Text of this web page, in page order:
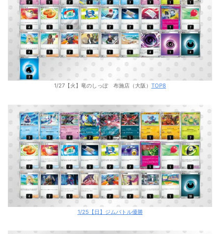
1/27【火】竜のしっぽ 布施店（大阪） TOP8
1/25【日】ジムバトル優勝